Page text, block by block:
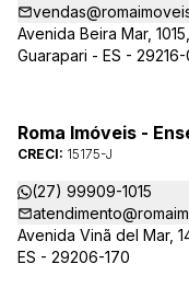
Avenida Beira Mar,
Guarapari - ES - 29216-
Roma Imóveis -
CRECI: 15175-J
(27) 99909-1015
Avenida Vinã del Mar,
ES - 29206-170